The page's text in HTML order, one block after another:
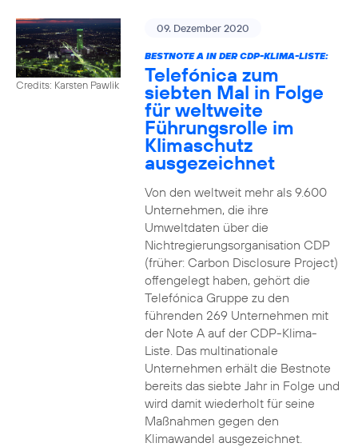
Credits: Karsten Pawlik
09. Dezember 2020
BESTNOTE A IN DER CDP-KLIMA-LISTE:
Telefónica zum
siebten Mal in Folge
für weltweite
Führungsrolle im
Klimaschutz
ausgezeichnet
Von den weltweit mehr als 9.600
Unternehmen, die ihre
Umweltdaten über die
Nichtregierungsorganisation CDP
(früher: Carbon Disclosure Project)
offengelegt haben, gehört die
Telefónica Gruppe zu den
führenden 269 Unternehmen mit
der Note A auf der CDP-Klima-
Liste. Das multinationale
Unternehmen erhält die Bestnote
bereits das siebte Jahr in Folge und
wird damit wiederholt für seine
Maßnahmen gegen den
Klimawandel ausgezeichnet.